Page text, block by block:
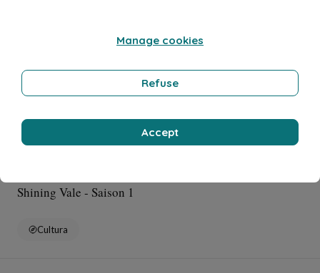
Shining Vale - Saison 1
Cultura
Manage cookies
Refuse
Accept